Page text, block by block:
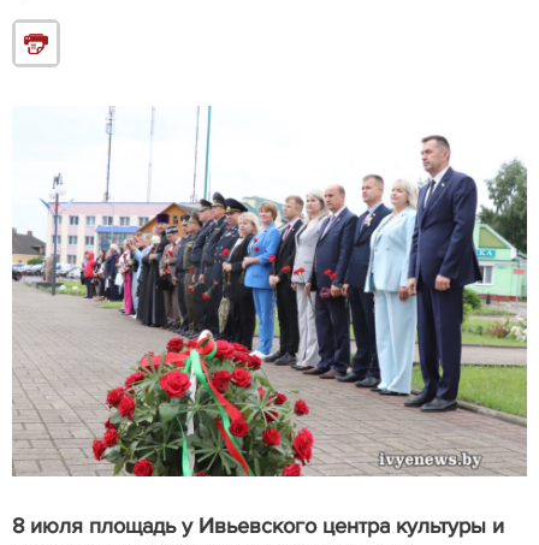
8 июля площадь у Ивьевского центра культуры и